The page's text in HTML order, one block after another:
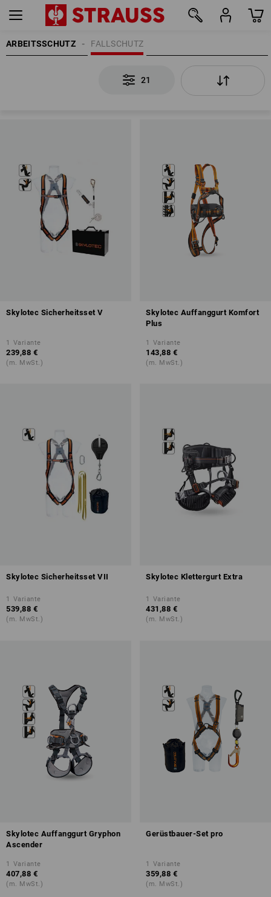
ARBEITSSCHUTZ FALLSCHUTZ
21
Skylotec Sicherheitsset V
1 Variante
239,88 €
(m. MwSt.)
Skylotec Auffanggurt Komfort
Plus
1 Variante
143,88 €
(m. MwSt.)
Skylotec Sicherheitsset VII
1 Variante
539,88 €
(m. MwSt.)
Skylotec Klettergurt Extra
1 Variante
431,88 €
(m. MwSt.)
Skylotec Auffanggurt Gryphon
Ascender
1 Variante
407,88 €
(m. MwSt.)
Gerüstbauer-Set pro
1 Variante
359,88 €
(m. MwSt.)